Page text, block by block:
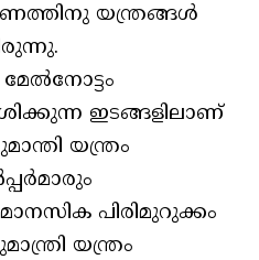
യന്ത്രങ്ങള്‍
ഇടങ്ങളിലാണ്
യന്ത്രം
പിരിമുറുക്കം
യന്ത്രം